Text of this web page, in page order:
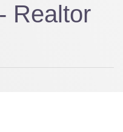
Realtor